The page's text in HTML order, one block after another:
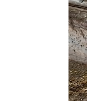
[속보]
[속보]
"일본
[속보]장
"얼마나
손흥민,
'2경기